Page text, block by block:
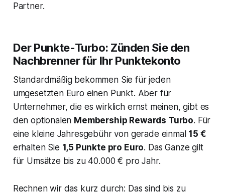
Partner.
Der Punkte-Turbo: Zünden Sie den
Nachbrenner für Ihr Punktekonto
Standardmäßig bekommen Sie für jeden
umgesetzten Euro einen Punkt. Aber für
Unternehmer, die es wirklich ernst meinen, gibt es
den optionalen Membership Rewards Turbo. Für
eine kleine Jahresgebühr von gerade einmal 15 €
erhalten Sie 1,5 Punkte pro Euro. Das Ganze gilt
für Umsätze bis zu 40.000 € pro Jahr.
Rechnen wir das kurz durch: Das sind bis zu